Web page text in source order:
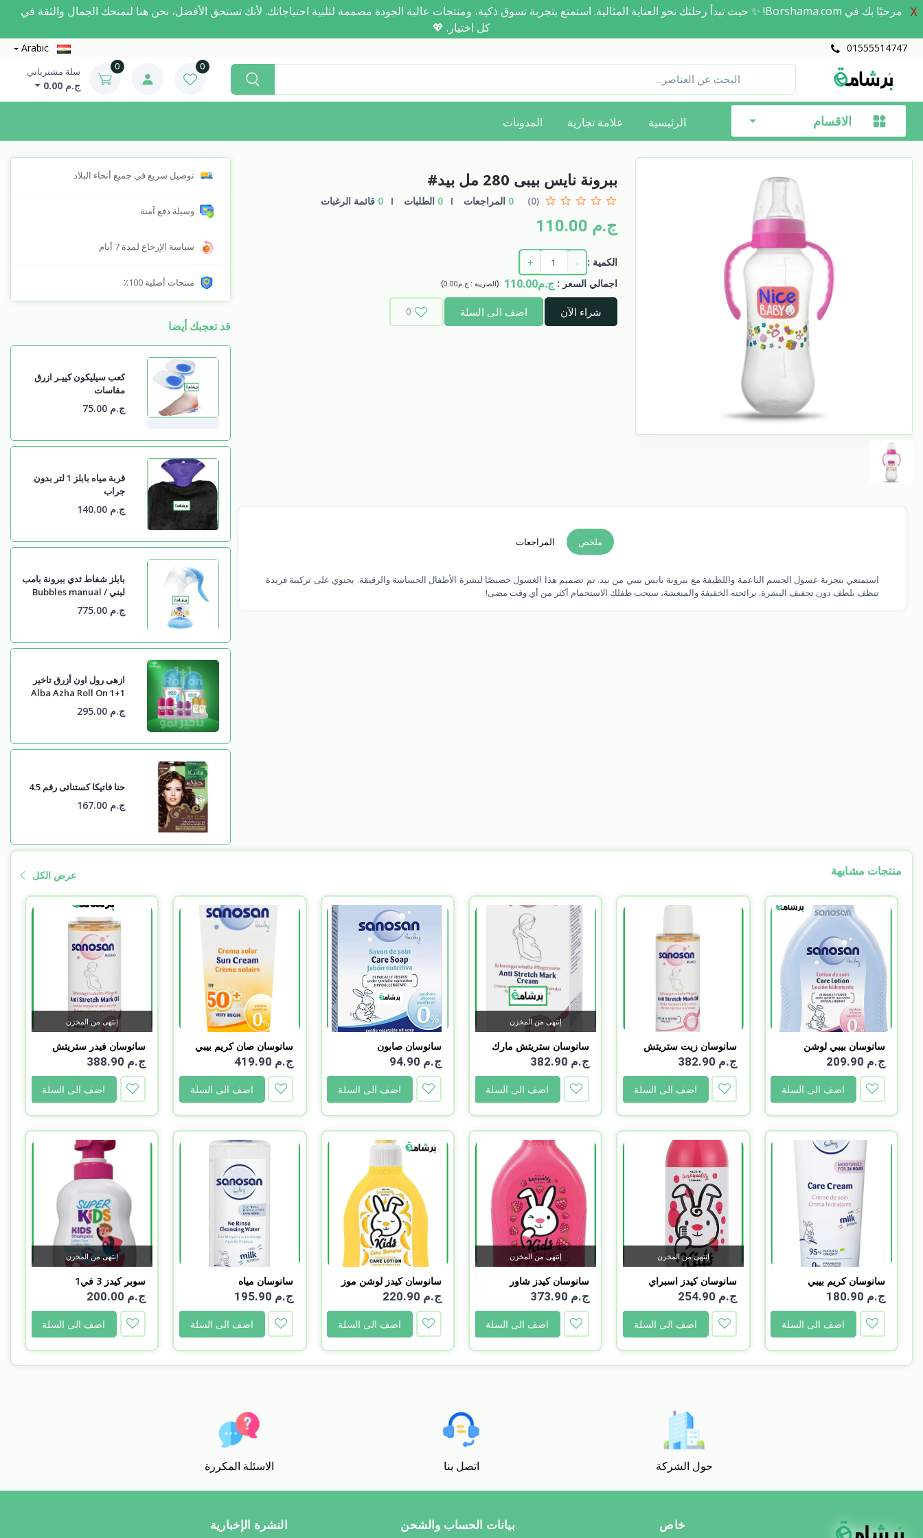
مرحبًا بك في Borshama.com! ✨ حيث تبدأ رحلتك نحو العناية المثالية. استمتع بتجربة تسوق ذكية، ومنتجات عالية الجودة مصممة لتلبية احتياجاتك. لأنك تستحق الأفضل، نحن هنا لنمنحك الجمال والثقة في
كل اختيار. 💖
X
01555514747
0
0 سلة مشترياتي
ج.م 0.00
الاقسام الرئيسية علامة تجارية المدونات
ببرونة نايس بيبى 280 مل بيد#
(0)
0 المراجعات 0 الطلبات 0 قائمة الرغبات
ج.م 110.00
الكمية : -
+
اجمالي السعر : ج.م110.00 (الضريبة : ج.م0.00 )
شراء الآن اضف الى السلة 0
ملخص المراجعات
استمتعي بتجربة غسول الجسم الناعمة واللطيفة مع ببرونة نايس بيبي من بيد. تم تصميم هذا الغسول خصيصًا لبشرة الأطفال الحساسة والرقيقة. يحتوي على تركيبة فريدة
تنظف بلطف دون تجفيف البشرة. برائحته الخفيفة والمنعشة، سيحب طفلك الاستحمام أكثر من أي وقت مضى!
توصيل سريع في جميع أنحاء البلاد
وسيلة دفع آمنة
سياسة الإرجاع لمدة 7 أيام
منتجات أصلية 100٪
قد تعجبك أيضا
كعب سيليكون كييـر ازرق
مقاسات
ج.م 75.00
قربة مياه بابلز 1 لتر بدون
جراب
ج.م 140.00
بابلز شفاط ثدي ببرونة بامب
لبني / Bubbles manual
breast pump light blueج.م 775.00
ازهى رول اون أزرق تاخير
1+1 Alba Azha Roll On
Berry Plus 1+1ج.م 295.00
حنا فاتيكا كستنائى رقم 4.5
ج.م 167.00
منتجات مشابهة عرض الكل
سانوسان بيبي لوشن
للعنا...
ج.م 209.90
اضف الى السلة
سانوسان زيت ستريتش
مارك...
ج.م 382.90
اضف الى السلة
إنتهى من المخزن
سانوسان ستريتش مارك
للأ...
ج.م 382.90
اضف الى السلة
سانوسان صابون
ج.م 94.90
اضف الى السلة
سانوسان صان كريم بيبي
7...
ج.م 419.90
اضف الى السلة
إنتهى من المخزن
سانوسان فيدر ستريتش
مار...
ج.م 388.90
اضف الى السلة
سانوسان كريم بيبي
حمايه...
ج.م 180.90
اضف الى السلة
إنتهى من المخزن
سانوسان كيدز اسبراي
لتش...
ج.م 254.90
اضف الى السلة
إنتهى من المخزن
سانوسان كيدز شاور
وشامب...
ج.م 373.90
اضف الى السلة
سانوسان كيدز لوشن موز
2...
ج.م 220.90
اضف الى السلة
سانوسان مياه
تنظيف500مل...
ج.م 195.90
اضف الى السلة
إنتهى من المخزن
سوبر كيدز 3 في1
فراولة...
ج.م 200.00
اضف الى السلة
حول الشركة اتصل بنا الاسئلة المكررة
خاص بيانات الحساب والشحن النشرة الإخبارية